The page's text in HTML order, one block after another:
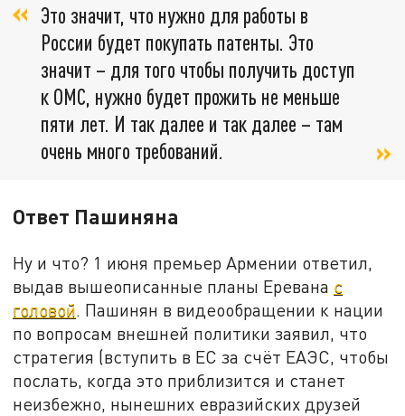
Это значит, что нужно для работы в
России будет покупать патенты. Это
значит – для того чтобы получить доступ
к ОМС, нужно будет прожить не меньше
пяти лет. И так далее и так далее – там
очень много требований.
Ответ Пашиняна
Ну и что? 1 июня премьер Армении ответил,
выдав вышеописанные планы Еревана с
головой. Пашинян в видеообращении к нации
по вопросам внешней политики заявил, что
стратегия (вступить в ЕС за счёт ЕАЭС, чтобы
послать, когда это приблизится и станет
неизбежно, нынешних евразийских друзей